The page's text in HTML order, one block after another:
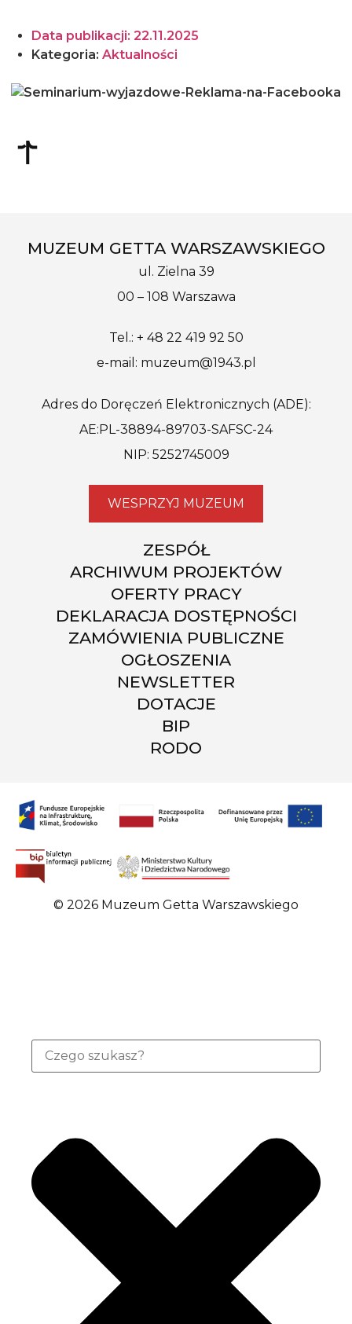
Data publikacji: 22.11.2025
Kategoria: Aktualności
MUZEUM GETTA WARSZAWSKIEGO
ul. Zielna 39
00 – 108 Warszawa
Tel.: + 48 22 419 92 50
e-mail: muzeum@1943.pl
Adres do Doręczeń Elektronicznych (ADE):
AE:PL-38894-89703-SAFSC-24
NIP: 5252745009
WESPRZYJ MUZEUM
ZESPÓŁ
ARCHIWUM PROJEKTÓW
OFERTY PRACY
DEKLARACJA DOSTĘPNOŚCI
ZAMÓWIENIA PUBLICZNE
OGŁOSZENIA
NEWSLETTER
DOTACJE
BIP
RODO
© 2026 Muzeum Getta Warszawskiego